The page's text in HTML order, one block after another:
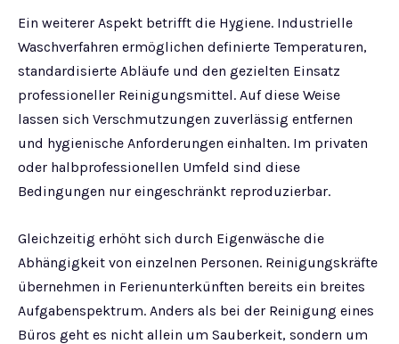
Ein weiterer Aspekt betrifft die Hygiene. Industrielle
Waschverfahren ermöglichen definierte Temperaturen,
standardisierte Abläufe und den gezielten Einsatz
professioneller Reinigungsmittel. Auf diese Weise
lassen sich Verschmutzungen zuverlässig entfernen
und hygienische Anforderungen einhalten. Im privaten
oder halbprofessionellen Umfeld sind diese
Bedingungen nur eingeschränkt reproduzierbar.
Gleichzeitig erhöht sich durch Eigenwäsche die
Abhängigkeit von einzelnen Personen. Reinigungskräfte
übernehmen in Ferienunterkünften bereits ein breites
Aufgabenspektrum. Anders als bei der Reinigung eines
Büros geht es nicht allein um Sauberkeit, sondern um